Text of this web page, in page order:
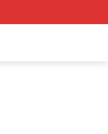
1.187